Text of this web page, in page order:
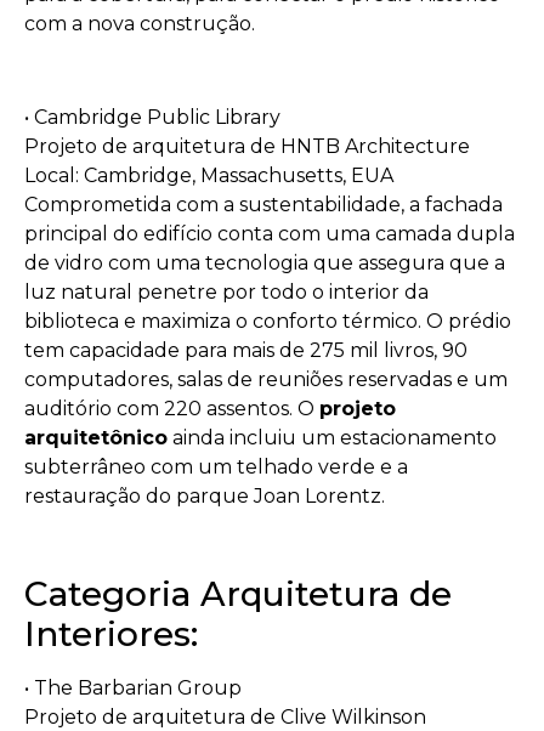
com a nova construção.
• Cambridge Public Library
Projeto de arquitetura de HNTB Architecture
Local: Cambridge, Massachusetts, EUA
Comprometida com a sustentabilidade, a fachada
principal do edifício conta com uma camada dupla
de vidro com uma tecnologia que assegura que a
luz natural penetre por todo o interior da
biblioteca e maximiza o conforto térmico. O prédio
tem capacidade para mais de 275 mil livros, 90
computadores, salas de reuniões reservadas e um
auditório com 220 assentos. O projeto
arquitetônico ainda incluiu um estacionamento
subterrâneo com um telhado verde e a
restauração do parque Joan Lorentz.
Categoria Arquitetura de
Interiores:
• The Barbarian Group
Projeto de arquitetura de Clive Wilkinson